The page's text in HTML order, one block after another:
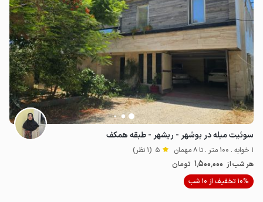
سوئیت مبله در بوشهر - ریشهر - طبقه همکف
1 خوابه . 100 متر . تا 8 مهمان 5 (1 نظر)
هر شب از 1٬500٬000 تومان
10% تخفیف از 10 شب